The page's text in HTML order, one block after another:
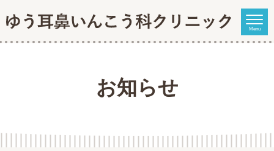
Menu
お知らせ